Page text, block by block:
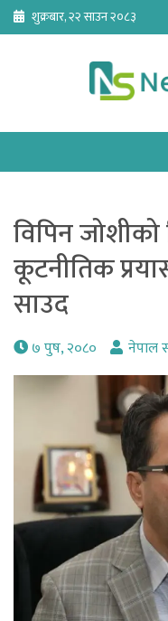
Skip
content
शुक्रबार, २२ साउन २०८३
विपिन
कूटनीतिक प्रयास
साउद
७ पुष, २०८० नेपाल